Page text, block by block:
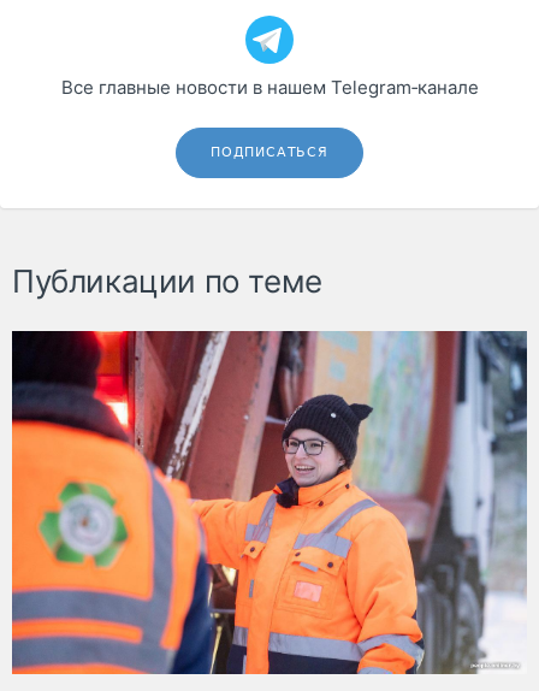
Все главные новости в нашем Telegram‑канале
ПОДПИСАТЬСЯ
Публикации по теме